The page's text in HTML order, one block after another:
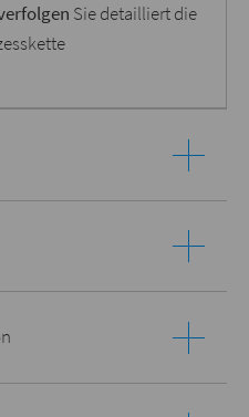
Sie detailliert die